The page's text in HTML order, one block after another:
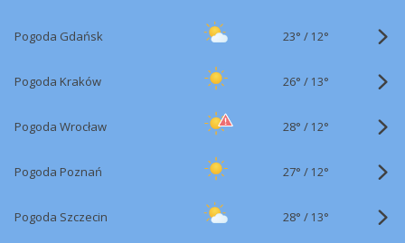
Pogoda Gdańsk 23° / 12°
Pogoda Kraków 26° / 13°
Pogoda Wrocław 28° / 12°
Pogoda Poznań 27° / 12°
Pogoda Szczecin 28° / 13°